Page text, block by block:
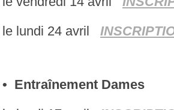
le lundi 24 avril
• Entraînement Dames